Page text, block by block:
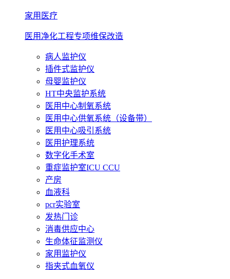
家用医疗
医用净化工程专项维保改造
病人监护仪
插件式监护仪
母婴监护仪
HT中央监护系统
医用中心制氧系统
医用中心供氧系统（设备带）
医用中心吸引系统
医用护理系统
数字化手术室
重症监护室ICU CCU
产房
血液科
pcr实验室
发热门诊
消毒供应中心
生命体征监测仪
家用监护仪
指夹式血氧仪